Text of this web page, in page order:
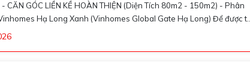
CĂN GÓC LIỀN KỀ HOÀN THIỆN (Diện Tích 80m2 - 150m2) - Phân
Hạ Long Xanh (Vinhomes Global Gate Hạ Long) Để được tư
án, hãy liên hệ với chuyên viên tư vấn 0917331111 - Mr Ngọc